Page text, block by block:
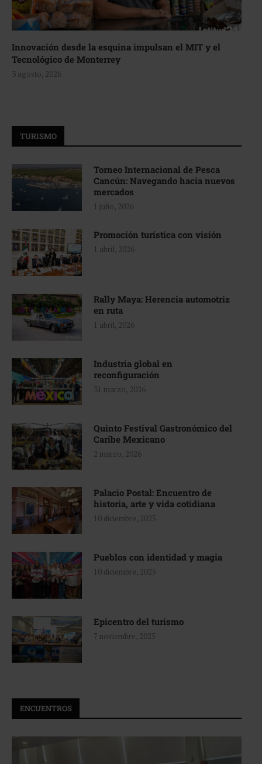
Innovación desde la esquina impulsan el MIT y el
Tecnológico de Monterrey
3 agosto, 2026
TURISMO
Torneo Internacional de Pesca
Cancún: Navegando hacia nuevos
mercados
1 julio, 2026
Promoción turística con visión
1 abril, 2026
Rally Maya: Herencia automotriz
en ruta
1 abril, 2026
Industria global en
reconfiguración
31 marzo, 2026
Quinto Festival Gastronómico del
Caribe Mexicano
2 marzo, 2026
Palacio Postal: Encuentro de
historia, arte y vida cotidiana
10 diciembre, 2025
Pueblos con identidad y magia
10 diciembre, 2025
Epicentro del turismo
7 noviembre, 2025
ENCUENTROS